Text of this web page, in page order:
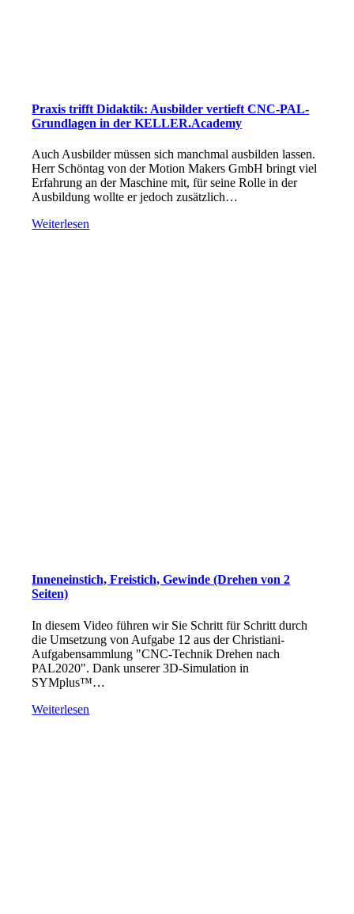
Praxis trifft Didaktik: Ausbilder vertieft CNC-PAL-
Grundlagen in der KELLER.Academy
Auch Ausbilder müssen sich manchmal ausbilden lassen.
Herr Schöntag von der Motion Makers GmbH bringt viel
Erfahrung an der Maschine mit, für seine Rolle in der
Ausbildung wollte er jedoch zusätzlich…
Weiterlesen
Inneneinstich, Freistich, Gewinde (Drehen von 2
Seiten)
In diesem Video führen wir Sie Schritt für Schritt durch
die Umsetzung von Aufgabe 12 aus der Christiani-
Aufgabensammlung "CNC-Technik Drehen nach
PAL2020". Dank unserer 3D-Simulation in
SYMplus™…
Weiterlesen